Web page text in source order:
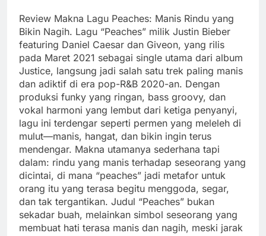
Review Makna Lagu Peaches: Manis Rindu yang
Bikin Nagih. Lagu “Peaches” milik Justin Bieber
featuring Daniel Caesar dan Giveon, yang rilis
pada Maret 2021 sebagai single utama dari album
Justice, langsung jadi salah satu trek paling manis
dan adiktif di era pop-R&B 2020-an. Dengan
produksi funky yang ringan, bass groovy, dan
vokal harmoni yang lembut dari ketiga penyanyi,
lagu ini terdengar seperti permen yang meleleh di
mulut—manis, hangat, dan bikin ingin terus
mendengar. Makna utamanya sederhana tapi
dalam: rindu yang manis terhadap seseorang yang
dicintai, di mana “peaches” jadi metafor untuk
orang itu yang terasa begitu menggoda, segar,
dan tak tergantikan. Judul “Peaches” bukan
sekadar buah, melainkan simbol seseorang yang
membuat hati terasa manis dan nagih, meski jarak